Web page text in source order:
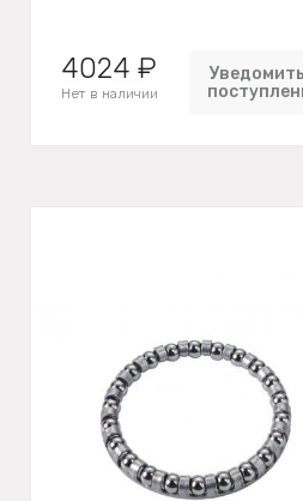
4024 ₽
Нет в наличии